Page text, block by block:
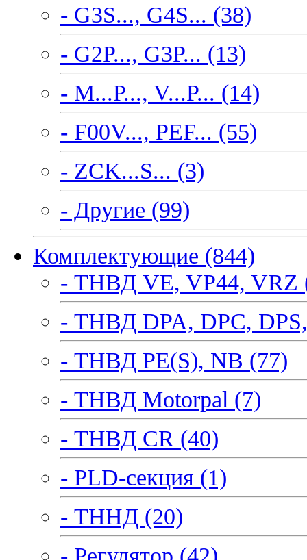
- G3S..., G4S... (38)
- G2P..., G3P... (13)
- M...P..., V...P... (14)
- F00V..., PEF... (55)
- ZCK...S... (3)
- Другие (99)
Комплектующие (844)
- ТНВД VE, VP44, VRZ
- ТНВД DPA, DPC,
- ТНВД PE(S), NB (77)
- ТНВД Motorpal (7)
- ТНВД CR (40)
- PLD-секция (1)
- ТННД (20)